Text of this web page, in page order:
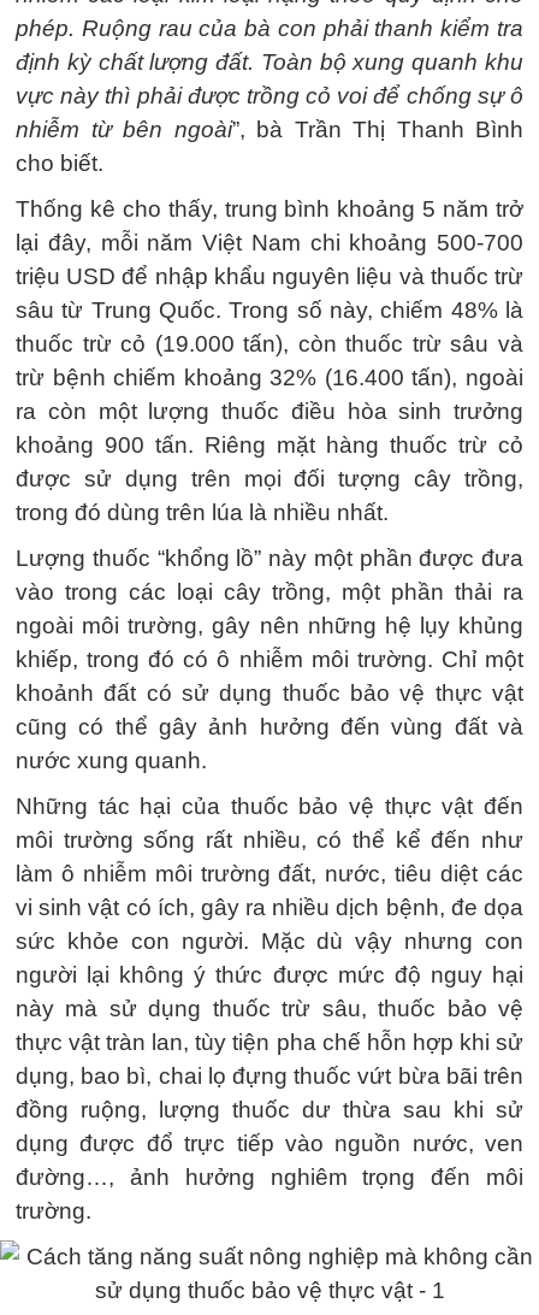
phép. Ruộng rau của bà con phải thanh kiểm tra
định kỳ chất lượng đất. Toàn bộ xung quanh khu
vực này thì phải được trồng cỏ voi để chống sự ô
nhiễm từ bên ngoài”, bà Trần Thị Thanh Bình
cho biết.
Thống kê cho thấy, trung bình khoảng 5 năm trở
lại đây, mỗi năm Việt Nam chi khoảng 500-700
triệu USD để nhập khẩu nguyên liệu và thuốc trừ
sâu từ Trung Quốc. Trong số này, chiếm 48% là
thuốc trừ cỏ (19.000 tấn), còn thuốc trừ sâu và
trừ bệnh chiếm khoảng 32% (16.400 tấn), ngoài
ra còn một lượng thuốc điều hòa sinh trưởng
khoảng 900 tấn. Riêng mặt hàng thuốc trừ cỏ
được sử dụng trên mọi đối tượng cây trồng,
trong đó dùng trên lúa là nhiều nhất.
Lượng thuốc “khổng lồ” này một phần được đưa
vào trong các loại cây trồng, một phần thải ra
ngoài môi trường, gây nên những hệ lụy khủng
khiếp, trong đó có ô nhiễm môi trường. Chỉ một
khoảnh đất có sử dụng thuốc bảo vệ thực vật
cũng có thể gây ảnh hưởng đến vùng đất và
nước xung quanh.
Những tác hại của thuốc bảo vệ thực vật đến
môi trường sống rất nhiều, có thể kể đến như
làm ô nhiễm môi trường đất, nước, tiêu diệt các
vi sinh vật có ích, gây ra nhiều dịch bệnh, đe dọa
sức khỏe con người. Mặc dù vậy nhưng con
người lại không ý thức được mức độ nguy hại
này mà sử dụng thuốc trừ sâu, thuốc bảo vệ
thực vật tràn lan, tùy tiện pha chế hỗn hợp khi sử
dụng, bao bì, chai lọ đựng thuốc vứt bừa bãi trên
đồng ruộng, lượng thuốc dư thừa sau khi sử
dụng được đổ trực tiếp vào nguồn nước, ven
đường…, ảnh hưởng nghiêm trọng đến môi
trường.